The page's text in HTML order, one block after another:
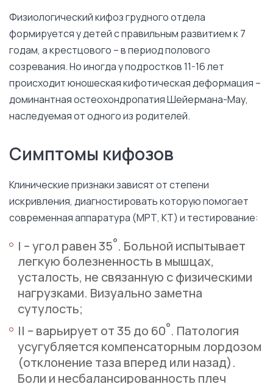
Физиологический кифоз грудного отдела
формируется у детей с правильным развитием к 7
годам, а крестцового – в период полового
созревания. Но иногда у подростков 11-16 лет
происходит юношеская кифотическая деформация –
доминантная остеохондропатия Шейермана-Мау,
наследуемая от одного из родителей.
Симптомы кифозов
Клинические признаки зависят от степени
искривления, диагностировать которую помогает
современная аппаратура (МРТ, КТ) и тестирование:
I – угол равен 35°. Больной испытывает
легкую болезненность в мышцах,
усталость, не связанную с физическими
нагрузками. Визуально заметна
сутулость;
II – варьирует от 35 до 60°. Патология
усугубляется компенсаторным лордозом
(отклонение таза вперед или назад).
Боли и несбалансированность плеч